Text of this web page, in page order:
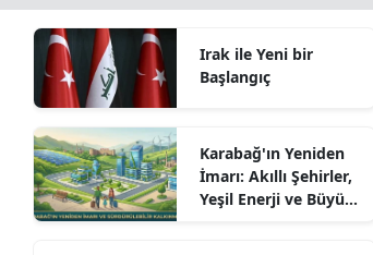
Irak ile Yeni bir
Başlangıç
Karabağ'ın Yeniden
İmarı: Akıllı Şehirler,
Yeşil Enerji ve Büyük